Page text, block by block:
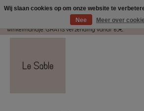
Wij pakken met plezier jouw kadootjes GRATIS in!
winkelmandje. GRATIS verzending vanaf 65€.
Wij slaan cookies op om onze website te
Nee
Meer over